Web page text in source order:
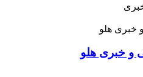
و خبری هلو